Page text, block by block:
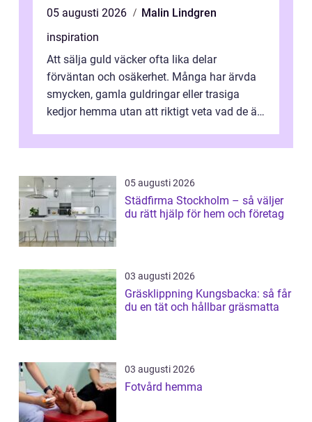
05 augusti 2026
Malin Lindgren
inspiration
Att sälja guld väcker ofta lika delar
förväntan och osäkerhet. Många har ärvda
smycken, gamla guldringar eller trasiga
kedjor hemma utan att riktigt veta vad de är
05 augusti 2026
Städfirma Stockholm – så väljer
du rätt hjälp för hem och företag
03 augusti 2026
Gräsklippning Kungsbacka: så får
du en tät och hållbar gräsmatta
03 augusti 2026
Fotvård hemma